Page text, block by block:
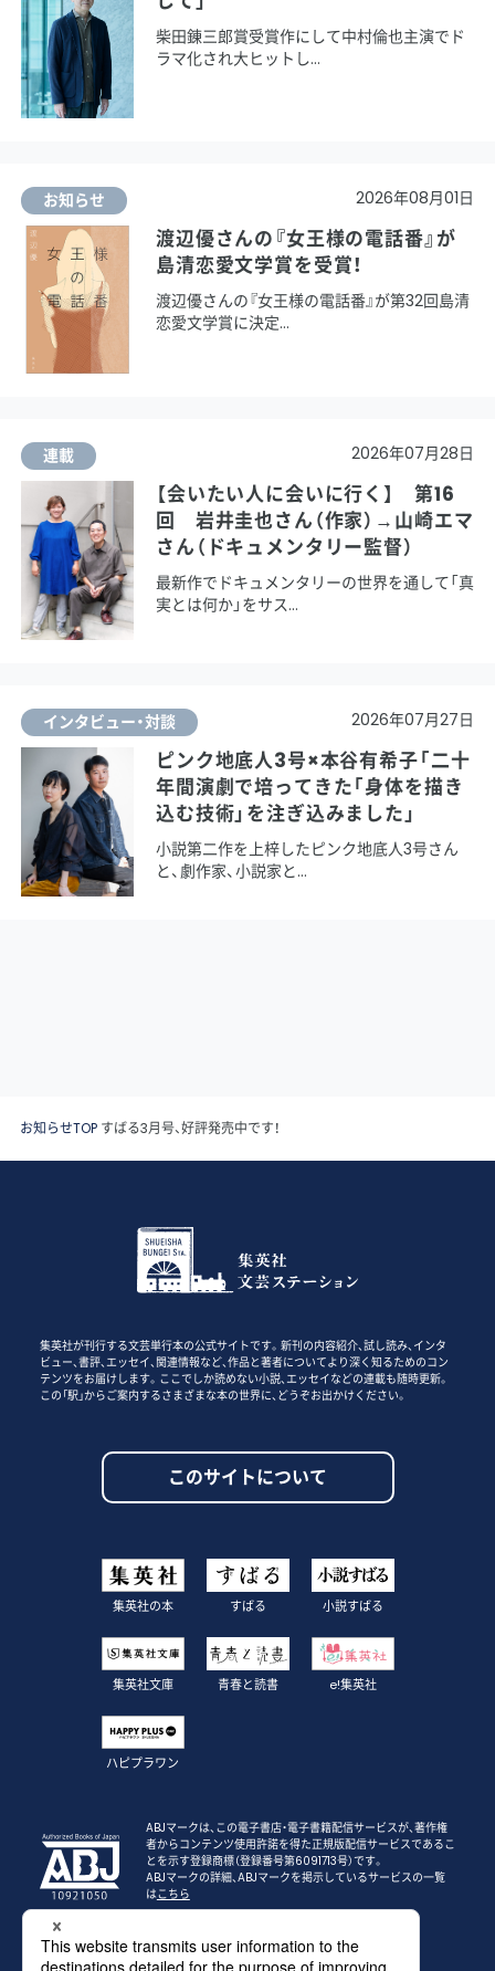
柴田錬三郎賞受賞作にして中村倫也主演でド
ラマ化され大ヒットし
お知らせ 2026年08月01日
渡辺優さんの『女王様の電話番』が
島清恋愛文学賞を受賞！
渡辺優さんの『女王様の電話番』が第32回島清
恋愛文学賞に決定
連載 2026年07月28日
【会いたい人に会いに行く】 第16
回 岩井圭也さん（作家）→山崎エマ
さん（ドキュメンタリー監督）
最新作でドキュメンタリーの世界を通して「真
実とは何か」をサス
インタビュー・対談 2026年07月27日
ピンク地底人3号×本谷有希子「二十
年間演劇で培ってきた「身体を描き
込む技術」を注ぎ込みました」
小説第二作を上梓したピンク地底人3号さん
と、劇作家、小説家と
お知らせTOP すばる3月号、好評発売中です！
集英社が刊行する文芸単行本の公式サイトです。新刊の内容紹介、試し読み、インタ
ビュー、書評、エッセイ、関連情報など、作品と著者についてより深く知るためのコン
テンツをお届けします。ここでしか読めない小説、エッセイなどの連載も随時更新。
この「駅」からご案内するさまざまな本の世界に、どうぞお出かけください。
このサイトについて
集英社の本 すばる 小説すばる
集英社文庫 青春と読書 e!集英社
ハピプラワン
ABJマークは、この電子書店・電子書籍配信サービスが、著作権
者からコンテンツ使用許諾を得た正規版配信サービスであるこ
とを示す登録商標（登録番号第6091713号）です。
ABJマークの詳細、ABJマークを掲示しているサービスの一覧
はこちら